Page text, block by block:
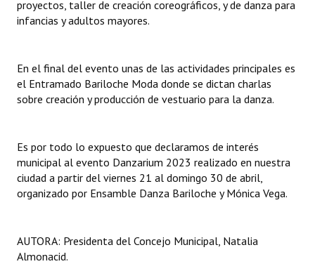
Premio al Mérito - Registro
Mujeres que Dejaron Huellas - Registro
Banca del Vecino - Registro
Huéspedes de Honor - Registro
Reconocimientos - Registro
proyectos, taller de creación coreográficos, y de danza para
infancias y adultos mayores.
En el final del evento unas de las actividades principales es
el Entramado Bariloche Moda donde se dictan charlas
sobre creación y producción de vestuario para la danza.
Es por todo lo expuesto que declaramos de interés
municipal al evento Danzarium 2023 realizado en nuestra
ciudad a partir del viernes 21 al domingo 30 de abril,
organizado por Ensamble Danza Bariloche y Mónica Vega.
AUTORA: Presidenta del Concejo Municipal, Natalia
Almonacid.